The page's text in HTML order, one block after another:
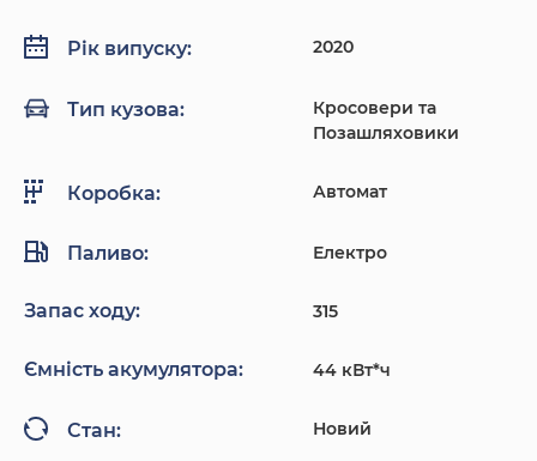
Рік випуску: 2020
Тип кузова:
Кросовери та
Позашляховики
Коробка: Автомат
Паливо: Електро
Запас ходу: 315
Ємність акумулятора: 44 кВт*ч
Стан: Новий